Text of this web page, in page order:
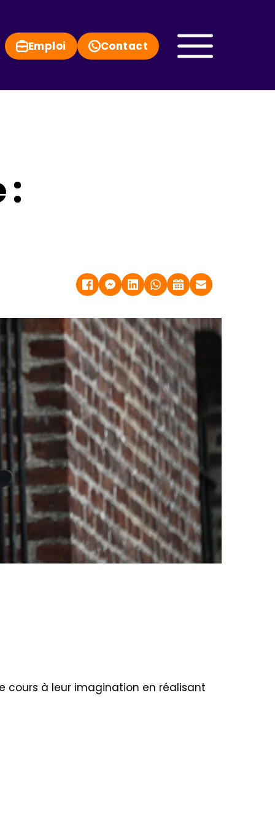
Emploi Contact
:
cours à leur imagination en réalisant